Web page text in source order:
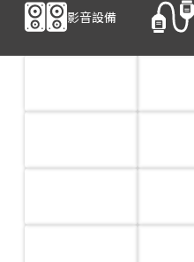
影音設備